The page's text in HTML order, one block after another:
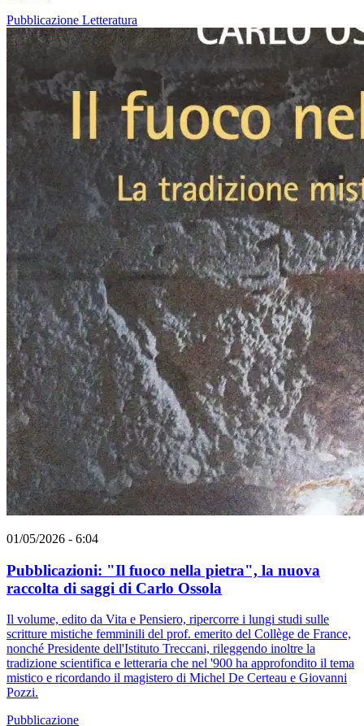
Pubblicazione Letteratura
01/05/2026 - 6:04
Pubblicazioni: "Il fuoco nella pietra", la nuova
raccolta di saggi di Carlo Ossola
Il volume, edito da Vita e Pensiero, ripercorre i lungi studi sulle
scritture mistiche femminili del prof. emerito del Collège de France,
nonché Presidente dell'Istituto Treccani, rileggendo inoltre la
tradizione scientifica e letteraria che nel '900 ha approfondito il tema
mistico e ricordando il magistero di Michel De Certeau e Giovanni
Pozzi.
Pubblicazione